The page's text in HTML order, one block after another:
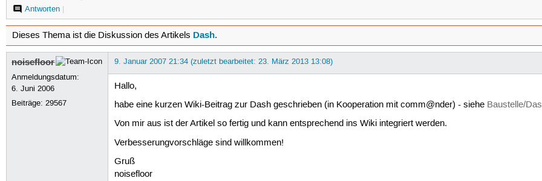
Antworten|
Dieses Thema ist die Diskussion des Artikels Dash.
noisefloor
Anmeldungsdatum:
6. Juni 2006
Beiträge:29567
9. Januar 2007 21:34 (zuletzt bearbeitet: 23. März 2013 13:08)
Hallo,
habe eine kurzen Wiki-Beitrag zur Dash geschrieben (in Kooperation mit comm@nder) - siehe Baustelle/
Von mir aus ist der Artikel so fertig und kann entsprechend ins Wiki integriert werden.
Verbesserungvorschläge sind willkommen!
Gruß
noisefloor